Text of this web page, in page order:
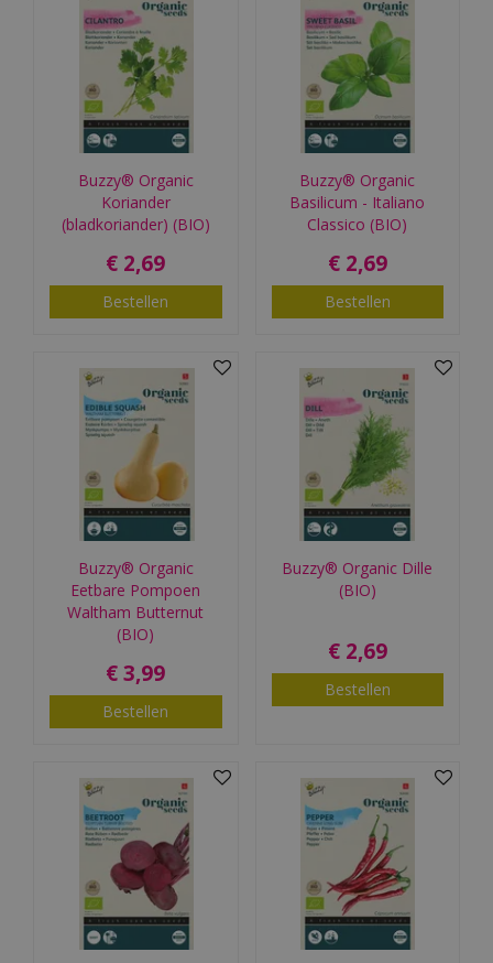
Buzzy® Organic
Koriander
(bladkoriander) (BIO)
€ 2,69
Bestellen
Buzzy® Organic
Basilicum - Italiano
Classico (BIO)
€ 2,69
Bestellen
Buzzy® Organic
Eetbare Pompoen
Waltham Butternut
(BIO)
€ 3,99
Bestellen
Buzzy® Organic Dille
(BIO)
€ 2,69
Bestellen